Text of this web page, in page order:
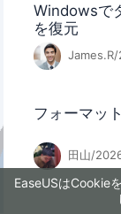
EaseUSはCookie
Windowsで
を復元
フォーマッ
田山/